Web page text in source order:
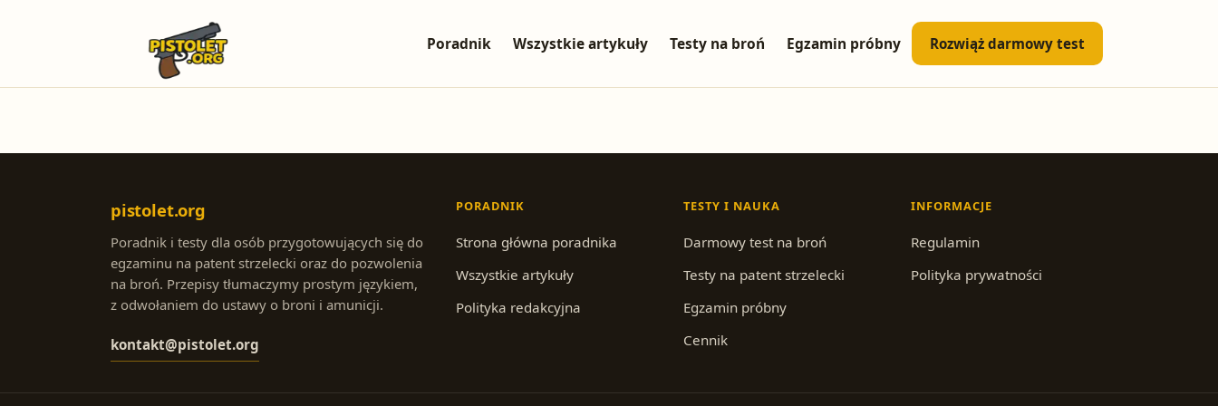
Poradnik Wszystkie artykuły Testy na broń Egzamin próbny Rozwiąż darmowy test
pistolet.org
Poradnik i testy dla osób przygotowujących się do
egzaminu na patent strzelecki oraz do pozwolenia
na broń. Przepisy tłumaczymy prostym językiem,
z odwołaniem do ustawy o broni i amunicji.
kontakt@pistolet.org
PORADNIK
Strona główna poradnika
Wszystkie artykuły
Polityka redakcyjna
TESTY I NAUKA
Darmowy test na broń
Testy na patent strzelecki
Egzamin próbny
Cennik
INFORMACJE
Regulamin
Polityka prywatności